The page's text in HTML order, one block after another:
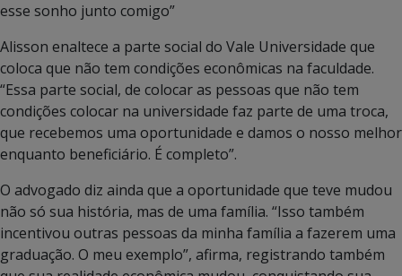
esse sonho junto comigo”
Alisson enaltece a parte social do Vale Universidade que
coloca que não tem condições econômicas na faculdade.
“Essa parte social, de colocar as pessoas que não tem
condições colocar na universidade faz parte de uma troca,
que recebemos uma oportunidade e damos o nosso melhor
enquanto beneficiário. É completo”.
O advogado diz ainda que a oportunidade que teve mudou
não só sua história, mas de uma família. “Isso também
incentivou outras pessoas da minha família a fazerem uma
graduação. O meu exemplo”, afirma, registrando também